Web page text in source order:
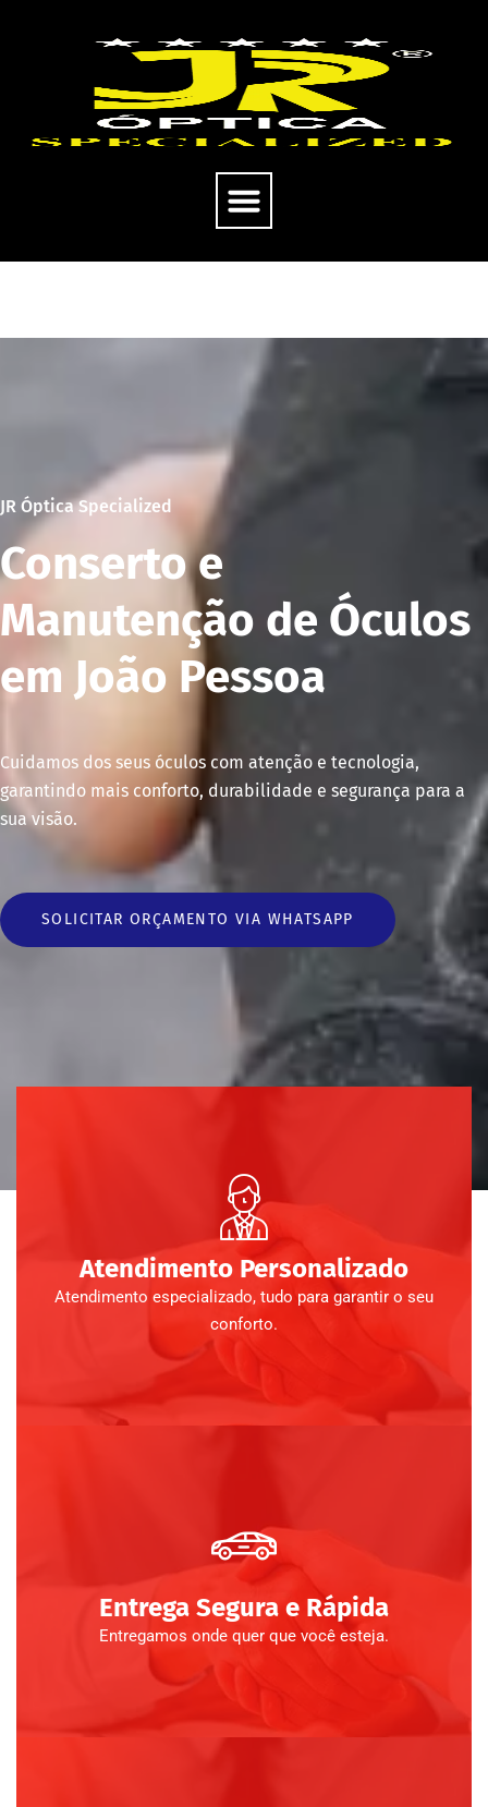
JR Óptica Specialized
Conserto e
Manutenção de Óculos
em João Pessoa
Cuidamos dos seus óculos com atenção e tecnologia,
garantindo mais conforto, durabilidade e segurança para a
sua visão.
SOLICITAR ORÇAMENTO VIA WHATSAPP
Atendimento Personalizado
Atendimento especializado, tudo para garantir o seu
conforto.
Entrega Segura e Rápida
Entregamos onde quer que você esteja.